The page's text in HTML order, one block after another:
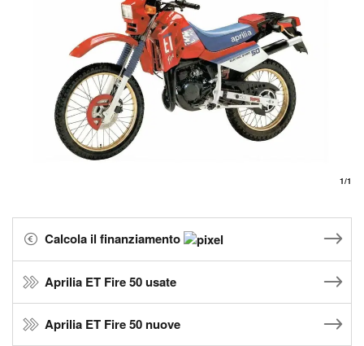
1/1
Calcola il finanziamento
Aprilia ET Fire 50 usate
Aprilia ET Fire 50 nuove